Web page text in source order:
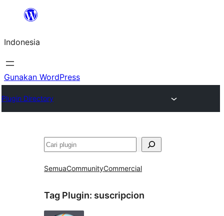
Lewati
konten
Indonesia
Gunakan WordPress
Plugin Directory
Cari
SemuaCommunityCommercial
Tag Plugin: suscripcion